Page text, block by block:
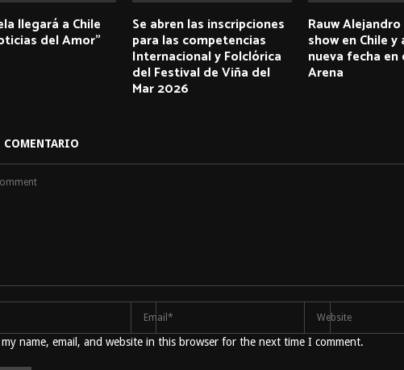
llegará a Chile
del Amor”
Se abren las inscripciones
para las competencias
Internacional y Folclórica
del Festival de Viña del
Mar 2026
Rauw
show en Chile y
nueva fecha
Arena
COMENTARIO
my name, email, and website in this browser for the next time I comment.